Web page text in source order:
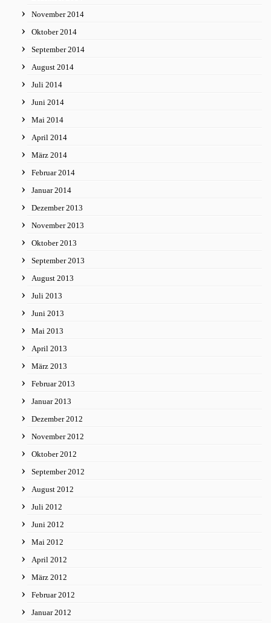
November 2014
Oktober 2014
September 2014
August 2014
Juli 2014
Juni 2014
Mai 2014
April 2014
März 2014
Februar 2014
Januar 2014
Dezember 2013
November 2013
Oktober 2013
September 2013
August 2013
Juli 2013
Juni 2013
Mai 2013
April 2013
März 2013
Februar 2013
Januar 2013
Dezember 2012
November 2012
Oktober 2012
September 2012
August 2012
Juli 2012
Juni 2012
Mai 2012
April 2012
März 2012
Februar 2012
Januar 2012